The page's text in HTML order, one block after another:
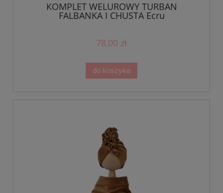
KOMPLET WELUROWY TURBAN
FALBANKA I CHUSTA Ecru
78,00 zł
do koszyka